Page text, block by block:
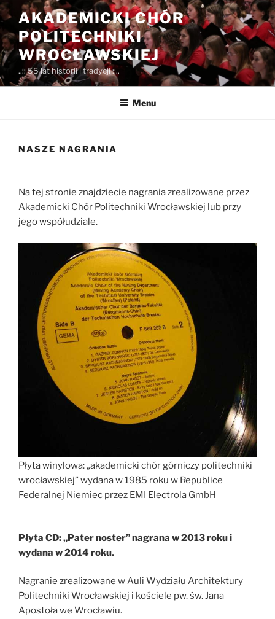
Przejdź
do
treści
AKADEMICKI CHÓR
POLITECHNIKI
WROCŁAWSKIEJ
..:: 55 lat historii i tradycji ::..
Menu
NASZE NAGRANIA
Na tej stronie znajdziecie nagrania zrealizowane przez
Akademicki Chór Politechniki Wrocławskiej lub przy
jego współudziale.
Płyta winylowa: „akademicki chór górniczy politechniki
wrocławskiej” wydana w 1985 roku w Republice
Federalnej Niemiec przez EMI Electrola GmbH
Płyta CD: „Pater noster” nagrana w 2013 roku i
wydana w 2014 roku.
Nagranie zrealizowane w Auli Wydziału Architektury
Politechniki Wrocławskiej i kościele pw. św. Jana
Apostoła we Wrocławiu.